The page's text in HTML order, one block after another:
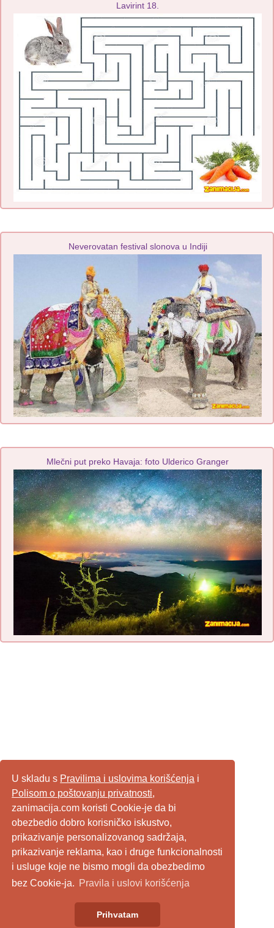
U skladu s Pravilima i uslovima korišćenja i
Polisom o poštovanju privatnosti,
zanimacija.com koristi Cookie-je da bi
obezbedio dobro korisničko iskustvo,
prikazivanje personalizovanog sadržaja,
prikazivanje reklama, kao i druge funkcionalnosti
i usluge koje ne bismo mogli da obezbedimo
bez Cookie-ja. Pravila i uslovi korišćenja
Prihvatam
Lavirint 18.
Neverovatan festival slonova u Indiji
Mlečni put preko Havaja: foto Ulderico Granger